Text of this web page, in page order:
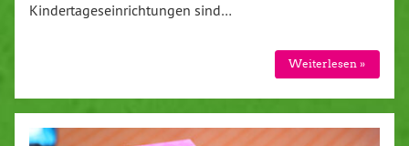
Kindertageseinrichtungen sind…
Weiterlesen »